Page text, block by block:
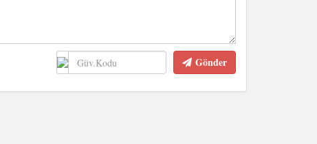
Gönder